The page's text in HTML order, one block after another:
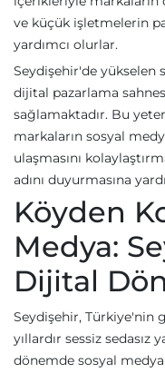
ve küçük işletmelerin
yardımcı olurlar.
Seydişehir'de yükselen
dijital pazarlama
sağlamaktadır. Bu
markaların sosyal
ulaşmasını
adını duyurmasına
Köyden
Medya:
Dijital
Seydişehir, Türkiye'nin
yıllardır sessiz sedasız
dönemde sosyal